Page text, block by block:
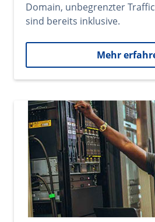
Domain, unbegrenzter
sind bereits inklusive.
Mehr